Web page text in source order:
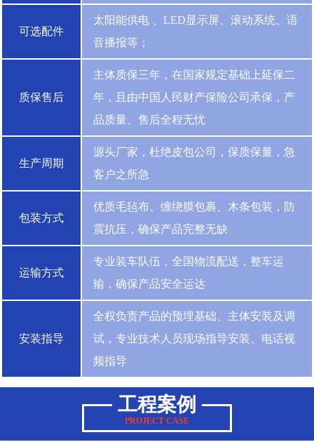
可选配件
太阳能供电 、LED显示屏、滚动系统、语
音播报等；
质保售后
主体质保三年，在国家规定基础上延保二
年，且由中国人民财产保险公司承保，产
品质量、售后全程无忧
生产周期
源头厂家，杜绝皮包公司，保质保量，急
客户之所急
包装方式
优质毛毡布、缠绕膜包裹、木条包装，防
震抗压，确保产品完整无缺
运输方式
专业装车队伍，全国物流配送，整车运
输，确保产品安全运达
安装指导
全权负责产品的预埋基础、主体安装及调
试，专业技术人员现场指导安装、电话视
频指导
工程案例
PROJECT CASE